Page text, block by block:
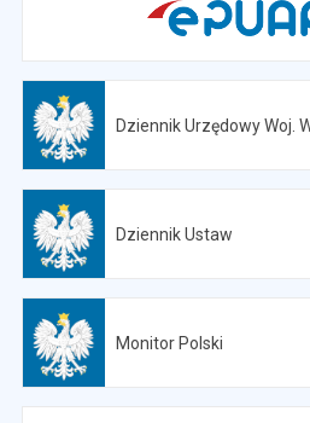
Dziennik Urzędowy Woj.
Dziennik Ustaw
Monitor Polski